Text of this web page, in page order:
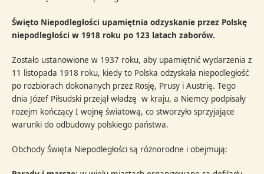
Święto Niepodległości upamiętnia odzyskanie przez Polskę
niepodległości w 1918 roku po 123 latach zaborów.
Zostało ustanowione w 1937 roku, aby upamiętnić wydarzenia z
11 listopada 1918 roku, kiedy to Polska odzyskała niepodległość
po rozbiorach dokonanych przez Rosję, Prusy i Austrię. Tego
dnia Józef Piłsudski przejął władzę w kraju, a Niemcy podpisały
rozejm kończący I wojnę światową, co stworzyło sprzyjające
warunki do odbudowy polskiego państwa.
Obchody Święta Niepodległości są różnorodne i obejmują: